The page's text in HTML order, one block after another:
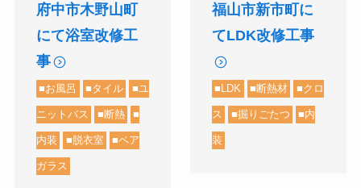
府中市木野山町
にて浴室改修工
事
■お風呂 ■タイル ■ユ
ニットバス ■断熱 ■
内装 ■脱衣室 ■ペア
ガラス
福山市新市町に
てLDK改修工事
■LDK ■断熱材 ■クロ
ス ■掘りごたつ ■内
装